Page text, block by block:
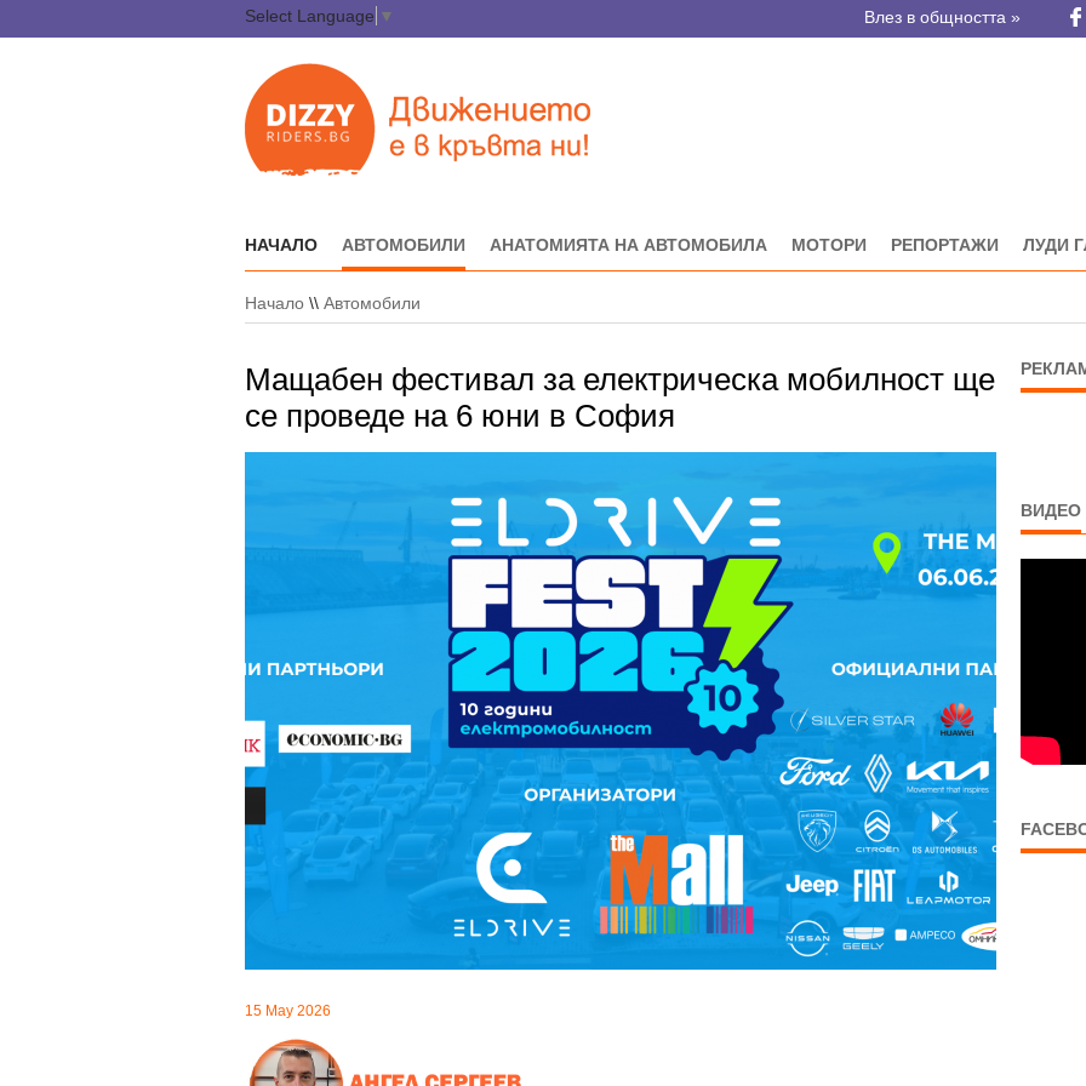
Select Language ▼ Влез в общността »
НАЧАЛО АВТОМОБИЛИ АНАТОМИЯТА НА АВТОМОБИЛА МОТОРИ РЕПОРТАЖИ ЛУДИ
Начало \\ Автомобили
Мащабен фестивал за електрическа мобилност ще
се проведе на 6 юни в София
15 May 2026
ВИДЕО